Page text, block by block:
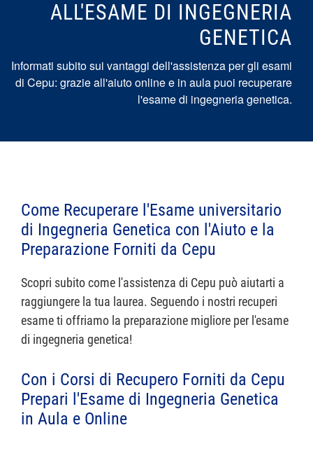
ALL'ESAME DI INGEGNERIA
GENETICA
Informati subito sui vantaggi dell'assistenza per gli esami
di Cepu: grazie all'aiuto online e in aula puoi recuperare
l'esame di ingegneria genetica.
Come Recuperare l'Esame universitario
di Ingegneria Genetica con l'Aiuto e la
Preparazione Forniti da Cepu
Scopri subito come l'assistenza di Cepu può aiutarti a
raggiungere la tua laurea. Seguendo i nostri recuperi
esame ti offriamo la preparazione migliore per l'esame
di ingegneria genetica!
Con i Corsi di Recupero Forniti da Cepu
Prepari l'Esame di Ingegneria Genetica
in Aula e Online